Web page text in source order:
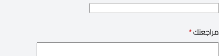
مراجعتك*